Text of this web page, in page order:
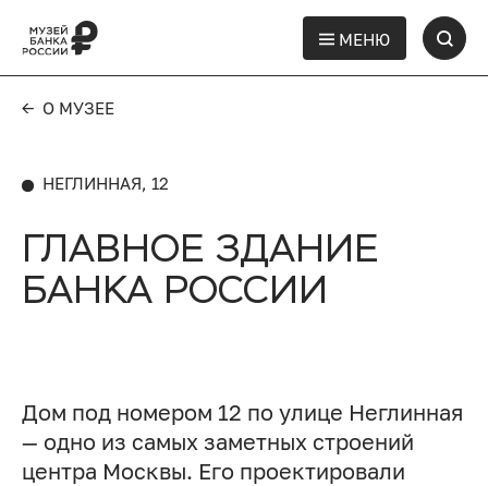
МЕНЮ
← О МУЗЕЕ
НЕГЛИННАЯ, 12
ГЛАВНОЕ ЗДАНИЕ
БАНКА РОССИИ
Дом под номером 12 по улице Неглинная
— одно из самых заметных строений
центра Москвы. Его проектировали